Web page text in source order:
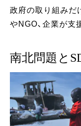
政府の取り組みだ
やNGO、企業が支
南北問題と